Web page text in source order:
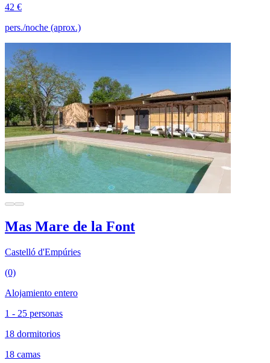
42 €
pers./noche (aprox.)
Mas Mare de la Font
Castelló d'Empúries
(0)
Alojamiento entero
1 - 25 personas
18 dormitorios
18 camas